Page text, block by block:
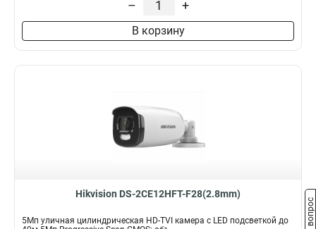
– +
В корзину
Hikvision DS-2CE12HFT-F28(2.8mm)
5Мп уличная цилиндрическая HD-TVI камера с LED подсветкой до